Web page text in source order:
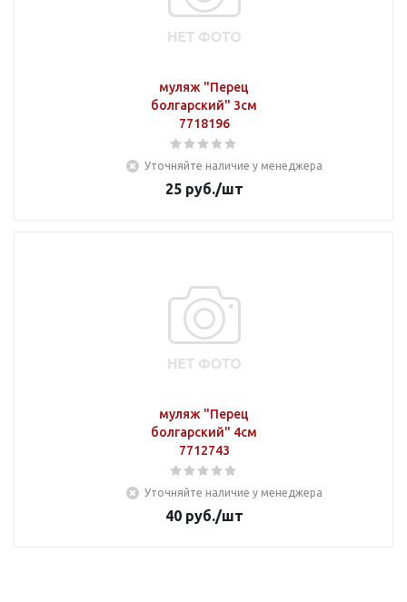
муляж "Перец
болгарский" 3см
7718196
Уточняйте наличие у менеджера
25руб./шт
муляж "Перец
болгарский" 4см
7712743
Уточняйте наличие у менеджера
40руб./шт